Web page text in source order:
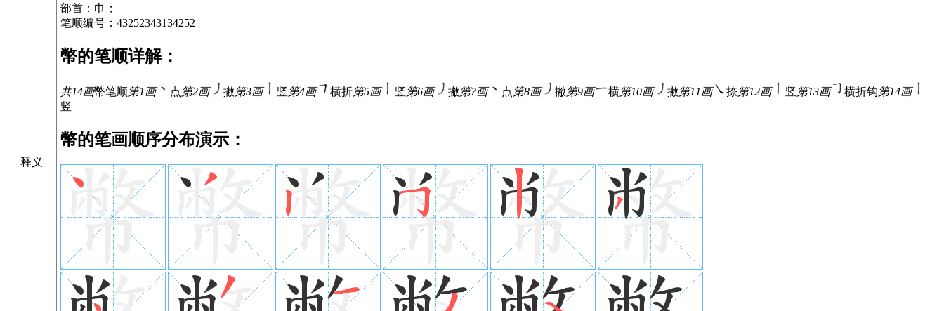
释义
部首：巾；
笔顺编号：43252343134252
幣的笔顺详解：
共14画幣笔顺第1画 点第2画 撇第3画 竖第4画 横折第5画 竖第6画 撇第7画 点第8画 撇第9画 横第10画 撇第11画 捺第12画 竖第13画 横折钩第14画
竖
幣的笔画顺序分布演示：